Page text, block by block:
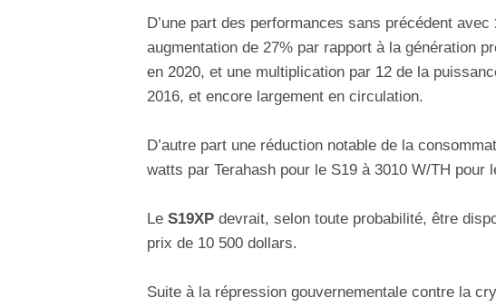
D’une part des performances sans précédent avec
augmentation de 27% par rapport à la génération
en 2020, et une multiplication par 12 de la
2016, et encore largement en circulation.
D’autre part une réduction notable de la
watts par Terahash pour le S19 à 3010 W/TH pour
Le S19XP devrait, selon toute probabilité, être
prix de 10 500 dollars.
Suite à la répression gouvernementale contre la